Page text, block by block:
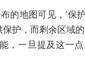
的地图可见，‘保
护，而剩余区域的
，一旦提及这一